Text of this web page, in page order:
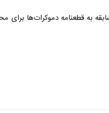
به قطعنامه دموکرات‌ها برای